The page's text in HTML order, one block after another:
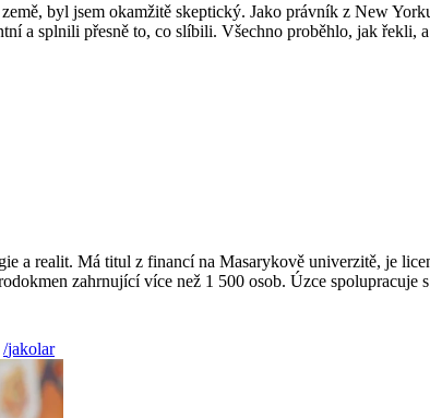
byl jsem okamžitě skeptický. Jako právník z New
a splnili přesně to, co slíbili. Všechno proběhlo, jak řekli,
a realit. Má titul z financí na Masarykově univerzitě, je
zahrnující více než 1 500 osob. Úzce
/jakolar